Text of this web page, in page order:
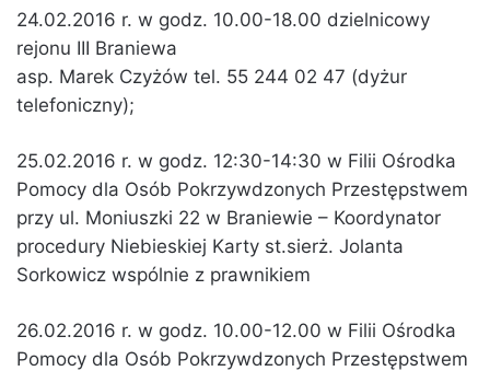
24.02.2016 r. w godz. 10.00-18.00 dzielnicowy
rejonu III Braniewa
asp. Marek Czyżów tel. 55 244 02 47 (dyżur
telefoniczny);
25.02.2016 r. w godz. 12:30-14:30 w Filii Ośrodka
Pomocy dla Osób Pokrzywdzonych Przestępstwem
przy ul. Moniuszki 22 w Braniewie – Koordynator
procedury Niebieskiej Karty st.sierż. Jolanta
Sorkowicz wspólnie z prawnikiem
26.02.2016 r. w godz. 10.00-12.00 w Filii Ośrodka
Pomocy dla Osób Pokrzywdzonych Przestępstwem